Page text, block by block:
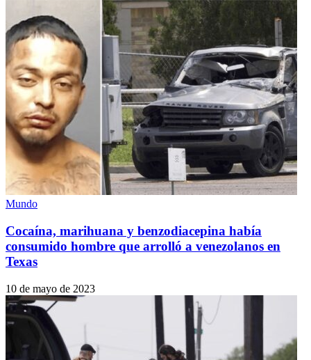
Mundo
Cocaína, marihuana y benzodiacepina había
consumido hombre que arrolló a venezolanos en
Texas
10 de mayo de 2023